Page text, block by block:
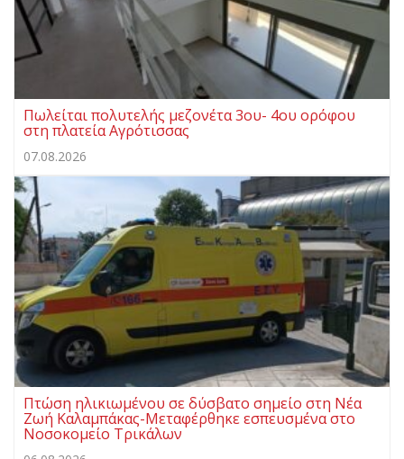
Πωλείται πολυτελής μεζονέτα 3ου- 4ου ορόφου
στη πλατεία Αγρότισσας
07.08.2026
Πτώση ηλικιωμένου σε δύσβατο σημείο στη Νέα
Ζωή Καλαμπάκας-Μεταφέρθηκε εσπευσμένα στο
Νοσοκομείο Τρικάλων